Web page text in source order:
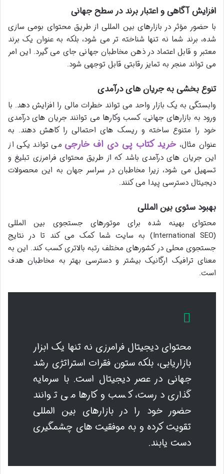
افزایش آگاهی و اعتبار برند در سطح جهانی
با حضور مؤثر در بازارهای بین المللی از طریق محتوای بومی سازی
شده، برند شما نه تنها شناخته تر می شود، بلکه به عنوان یک برند
معتبر و قابل اعتماد در ذهن مخاطبان جهانی جای می گیرد. این امر
می تواند منجر به تمایز رقابتی قابل توجهی شود.
تنوع بخشی به جریان های درآمدی
وابستگی به یک بازار واحد می تواند خطرات مالی را افزایش دهد. با
ورود به بازارهای جهانی، کسب وکارها می توانند جریان های درآمدی
خود را متنوع ساخته و ریسک های احتمالی را کاهش دهند. به
عنوان مثال، خرید کتاب پی دی اف خارجی می تواند یکی از
این جریان های درآمدی باشد که از طریق محتوای فرامرزی تبلیغ و
تسهیل می شود، زیرا مخاطبان در سراسر جهان به این محصولات
دیجیتال دسترسی پیدا می کنند.
بهبود سئوی بین المللی
محتوای بهینه شده برای موتورهای جستجوی بین المللی
(International SEO) به سایت شما کمک می کند تا در نتایج
جستجوی محلی در کشورهای مختلف رتبه بالاتری کسب کند. این به
معنای ترافیک ارگانیک بیشتر و دسترسی بهتر به مخاطبان هدف
است.
محتوای دیجیتال فرامرزی نه تنها یک ابزار
بازاریابی، بلکه ستون فقرات استراتژی رشد
جهانی در عصر دیجیتال است. با سرمایه
گذاری درست، کسب وکارها می توانند
حضور خود را در بازارهای بین المللی
تقویت کرده و به موفقیت های چشمگیری
دست یابند.